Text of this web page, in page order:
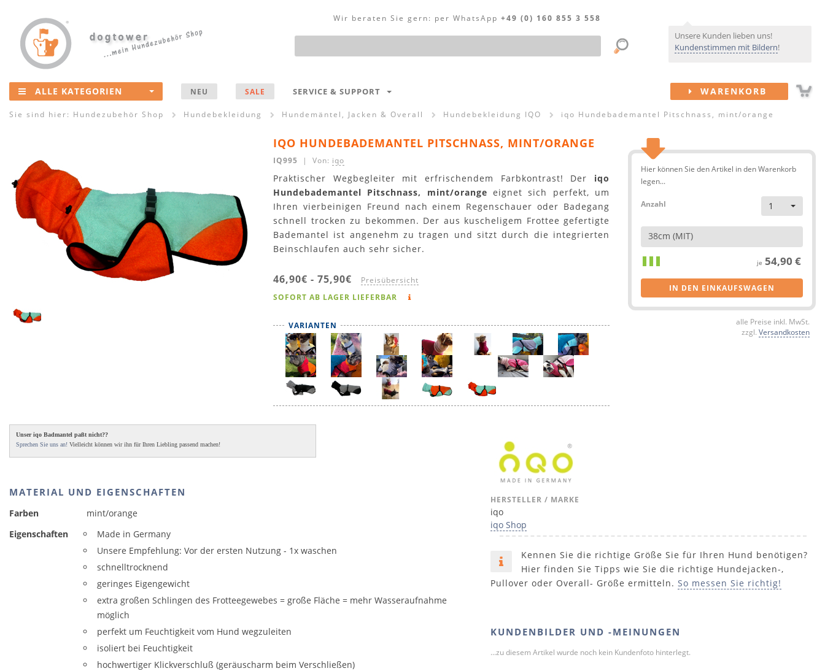
Unsere Kunden lieben uns!
Kundenstimmen mit Bildern!
Wir beraten Sie gern: per WhatsApp +49 (0) 160 855 3 558
Produktsuche
ALLE KATEGORIEN NEU SALE SERVICE & SUPPORT WARENKORB
Sie sind hier: Hundezubehör Shop Hundebekleidung Hundemäntel, Jacken & Overall Hundebekleidung IQO iqo Hundebademantel Pitschnass, mint/orange
IQO HUNDEBADEMANTEL PITSCHNASS, MINT/ORANGE
IQ995 | Von: iqo
Praktischer Wegbegleiter mit erfrischendem Farbkontrast! Der iqo
Hundebademantel Pitschnass, mint/orange eignet sich perfekt, um
Ihren vierbeinigen Freund nach einem Regenschauer oder Badegang
schnell trocken zu bekommen. Der aus kuscheligem Frottee gefertigte
Bademantel ist angenehm zu tragen und sitzt durch die integrierten
Beinschlaufen auch sehr sicher.
46,90€ - 75,90€ Preisübersicht
SOFORT AB LAGER LIEFERBAR
VARIANTEN
Hier können Sie den Artikel in den Warenkorb
legen...
Anzahl 1
38cm (MIT)
je 54,90 €
IN DEN EINKAUFSWAGEN
alle Preise inkl. MwSt.
zzgl. Versandkosten
Unser iqo Badmantel paßt nicht??
Sprechen Sie uns an! Vielleicht können wir ihn für Ihren Liebling passend machen!
MATERIAL UND EIGENSCHAFTEN
Farben
mint/orange
Eigenschaften
Made in Germany
Unsere Empfehlung: Vor der ersten Nutzung - 1x waschen
schnelltrocknend
geringes Eigengewicht
extra großen Schlingen des Frotteegewebes = große Fläche = mehr Wasseraufnahme
möglich
perfekt um Feuchtigkeit vom Hund wegzuleiten
isoliert bei Feuchtigkeit
hochwertiger Klickverschluß (geräuscharm beim Verschließen)
HERSTELLER / MARKE
iqo
iqo Shop
Kennen Sie die richtige Größe Sie für Ihren Hund benötigen?
Hier finden Sie Tipps wie Sie die richtige Hundejacken-,
Pullover oder Overall- Größe ermitteln. So messen Sie richtig!
KUNDENBILDER UND -MEINUNGEN
...zu diesem Artikel wurde noch kein Kundenfoto hinterlegt.